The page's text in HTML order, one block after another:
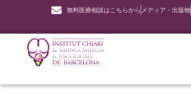
無料医療相談はこちらから メディア・出版物